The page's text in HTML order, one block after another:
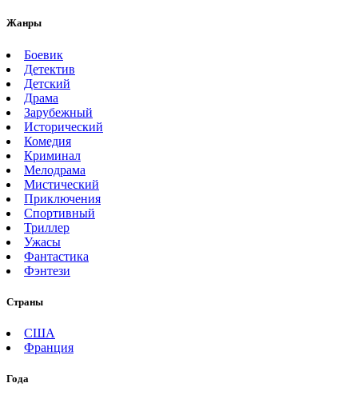
Жанры
Боевик
Детектив
Детский
Драма
Зарубежный
Исторический
Комедия
Криминал
Мелодрама
Мистический
Приключения
Спортивный
Триллер
Ужасы
Фантастика
Фэнтези
Страны
США
Франция
Года